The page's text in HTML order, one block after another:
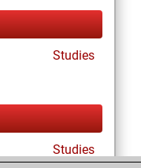
Studies
Studies